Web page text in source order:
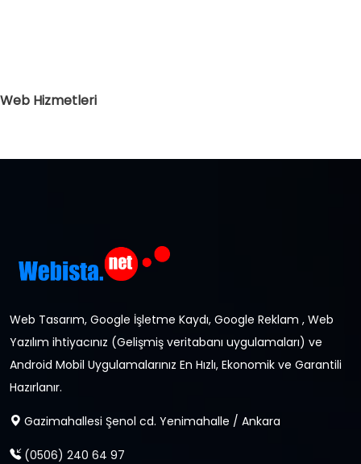
Web Hizmetleri
Web Tasarım, Google İşletme Kaydı, Google Reklam , Web
Yazılım ihtiyacınız (Gelişmiş veritabanı uygulamaları) ve
Android Mobil Uygulamalarınız En Hızlı, Ekonomik ve Garantili
Hazırlanır.
Gazimahallesi Şenol cd. Yenimahalle / Ankara
(0506) 240 64 97